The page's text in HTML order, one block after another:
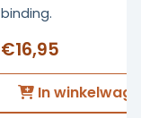
binding.
€16,95
In